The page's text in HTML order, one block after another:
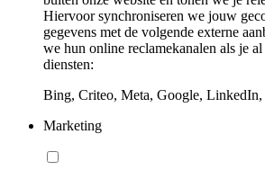
Hiervoor synchroniseren we jouw
gegevens met de volgende externe
we hun online reclamekanalen als je
diensten:
Bing, Criteo, Meta, Google,
Marketing